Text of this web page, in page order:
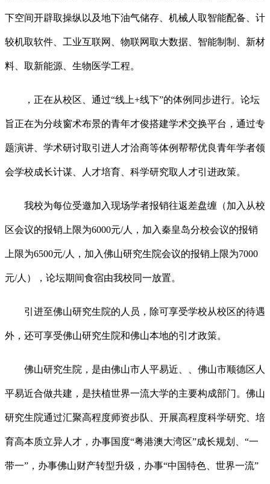
下空间开辟取操纵以及地下油气储存、机械人取智能配备、计
较机取软件、工业互联网、物联网取大数据、智能制制、新材
料、取新能源、生物医学工程。
，正在从校区、通过“线上+线下”的体例同步进行。论坛
旨正在为分歧窗术布景的青年才俊搭建学术交换平台，通过专
题演讲、学术研讨取引进人才洽商等体例帮帮优良青年学者领
会学校成长计谋、人才培育、科学研究取人才引进政策。
我校为每位受邀加入现场学者报销往返差盘缠（加入从校
区会议的报销上限为6000元/人，加入秦皇岛分校会议的报销
上限为6500元/人，加入佛山研究生院会议的报销上限为7000
元/人），论坛期间食宿由我校同一放置。
引进至佛山研究生院的人员，除可享受学校从校区的待遇
外，还可享受佛山研究生院和佛山本地的引才政策。
佛山研究生院，是由佛山市人平易近、、佛山市顺德区人
平易近合做共建，是扶植世界一流大学的主要构成部门。佛山
研究生院通过汇聚高程度师资步队、开展高程度科学研究、培
育高本质立异人才，办事国度“粤港澳大湾区”成长规划、“一
带一”，办事佛山财产转型升级，办事“中国特色、世界一流”